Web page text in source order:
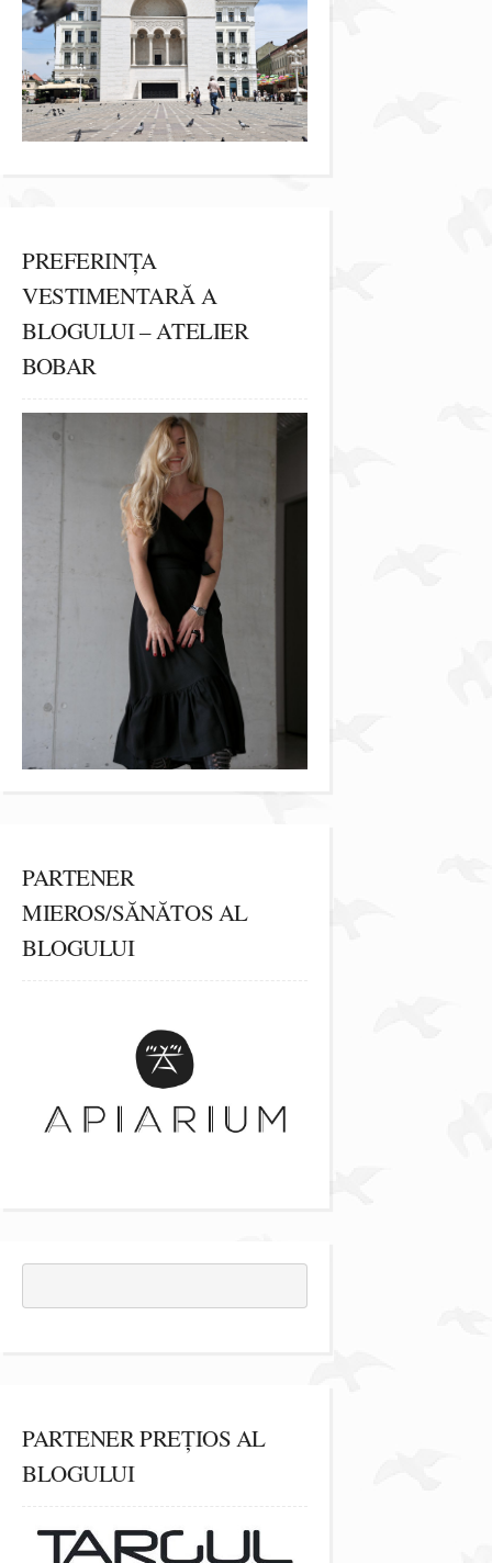
PREFERINȚA
VESTIMENTARĂ A
BLOGULUI – ATELIER
BOBAR
PARTENER
MIEROS/SĂNĂTOS AL
BLOGULUI
PARTENER PREȚIOS AL
BLOGULUI